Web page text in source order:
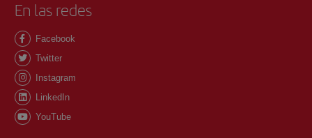
En las redes
Facebook
Twitter
Instagram
LinkedIn
YouTube